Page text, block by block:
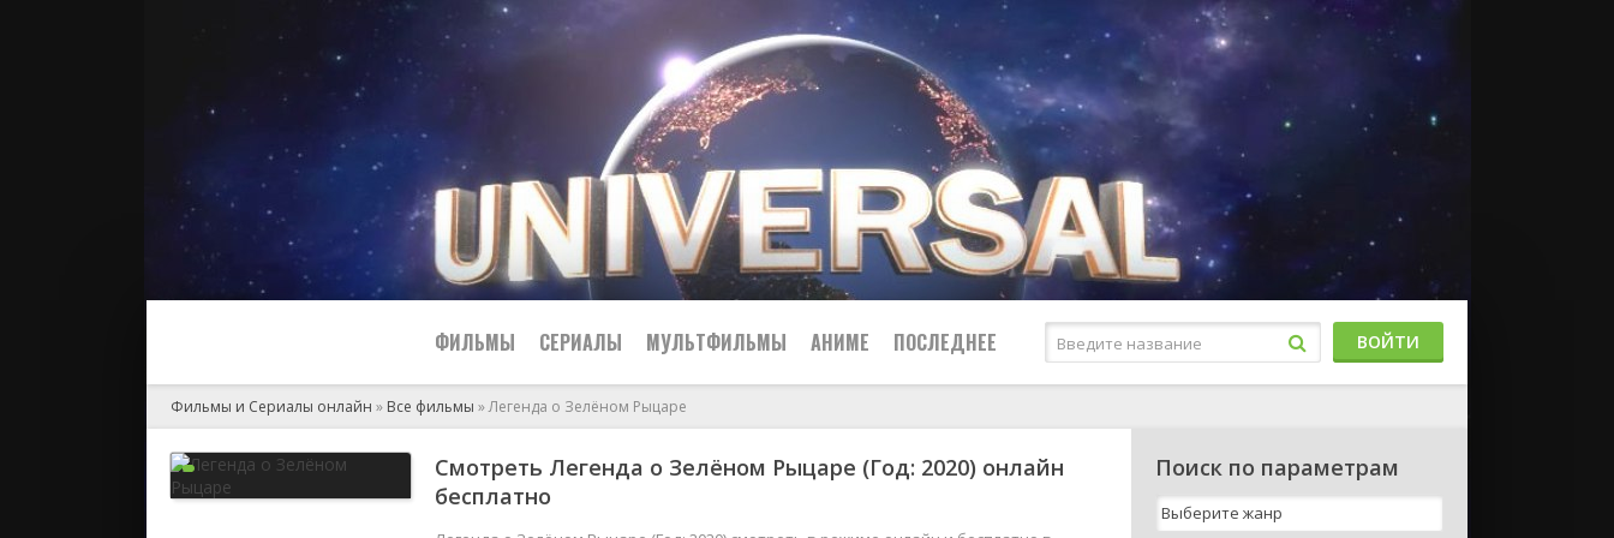
ФИЛЬМЫ
2024
Боевики
Мелодрамы
СЕРИАЛЫ МУЛЬТФИЛЬМЫ АНИМЕ ПОСЛЕДНЕЕ ВОЙТИ
Фильмы и Сериалы онлайн » Все фильмы » Легенда о Зелёном Рыцаре
Смотреть Легенда о Зелёном Рыцаре (Год: 2020) онлайн
бесплатно
Поиск по параметрам